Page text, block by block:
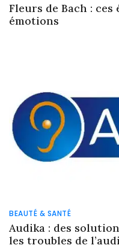
Fleurs de Bach :
émotions
BEAUTÉ & SANTÉ
Audika : des
les troubles de